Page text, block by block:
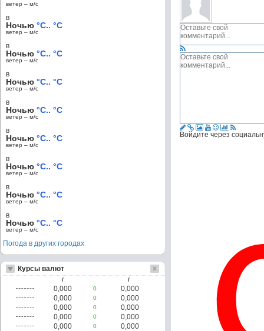
Войдите через
ветер – м/c
в
Ночью °C.. °C
ветер – м/c
в
Ночью °C.. °C
ветер – м/c
в
Ночью °C.. °C
ветер – м/c
в
Ночью °C.. °C
ветер – м/c
в
Ночью °C.. °C
ветер – м/c
в
Ночью °C.. °C
ветер – м/c
в
Ночью °C.. °C
ветер – м/c
в
Ночью °C.. °C
ветер – м/c
Погода в других городах
Курсы валют
/ /
0,000 0
0,000
0,000
0
0,000
0,000
0
0,000
0,000
0
0,000
0,000
0
0,000